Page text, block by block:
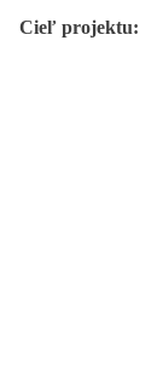
Cieľ projektu: